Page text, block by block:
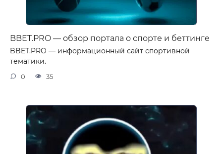
BBET.PRO — обзор портала о спорте и беттинге
BBET.PRO — информационный сайт спортивной
тематики.
0 35